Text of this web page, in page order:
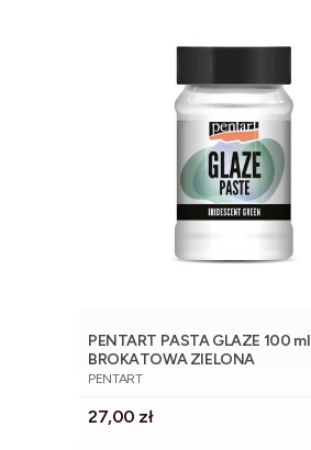
PENTART PASTA GLAZE 100 ml
BROKATOWA ZIELONA
PRODUCENT
PENTART
Cena
27,00 zł